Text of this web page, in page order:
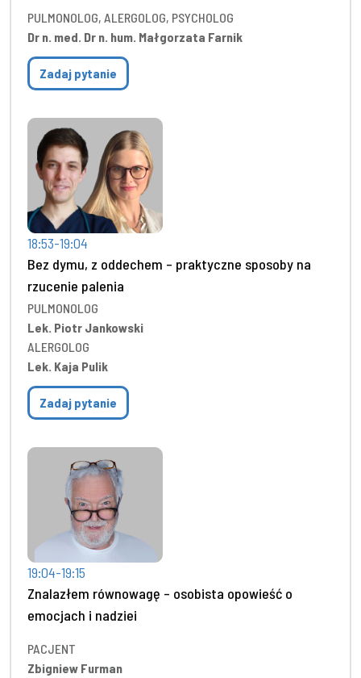
PULMONOLOG, ALERGOLOG, PSYCHOLOG
Dr n. med. Dr n. hum. Małgorzata Farnik
Zadaj pytanie
18:53-19:04
Bez dymu, z oddechem – praktyczne sposoby na
rzucenie palenia
PULMONOLOG
Lek. Piotr Jankowski
ALERGOLOG
Lek. Kaja Pulik
Zadaj pytanie
19:04-19:15
Znalazłem równowagę – osobista opowieść o
emocjach i nadziei
PACJENT
Zbigniew Furman